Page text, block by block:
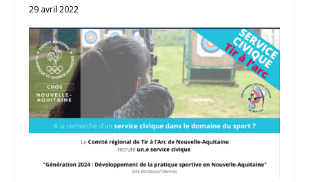
29 avril 2022